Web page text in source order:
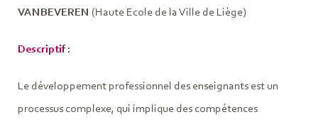
VANBEVEREN (Haute Ecole de la Ville de Liège)
Descriptif:
Le développement professionnel des enseignants est un
processus complexe, qui implique des compétences